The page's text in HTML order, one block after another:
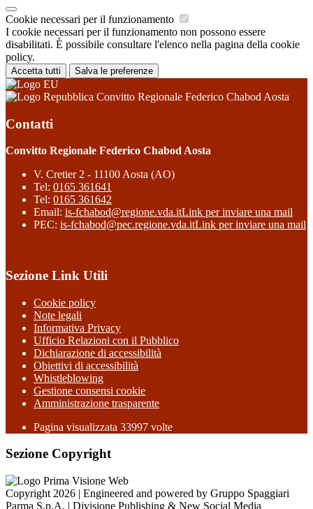
Cookie necessari per il funzionamento
I cookie necessari per il funzionamento non possono essere
disabilitati. È possibile consultare l'elenco nella pagina della cookie
policy.
Accetta tutti Salva le preferenze
Convitto Regionale Federico Chabod Aosta
Contatti
Convitto Regionale Federico Chabod Aosta
V. Cretier 2 - 11100 Aosta (AO)
Tel: 0165 361641
Tel: 0165 361642
Email: is-fchabod@regione.vda.itLink per inviare una mail
PEC: is-fchabod@pec.regione.vda.itLink per inviare una mail
Sezione Link Utili
Cookie policy
Note legali
Informativa Privacy
Ufficio Relazioni con il Pubblico
Dichiarazione di accessibilità
Obiettivi di accessibilità
Whistleblowing
Gestione consensi cookie
Amministrazione trasparente
Pagina visualizzata 33997 volte
Sezione Copyright
Copyright 2026 | Engineered and powered by Gruppo Spaggiari
Parma S.p.A. | Divisione Publishing & New Social Media